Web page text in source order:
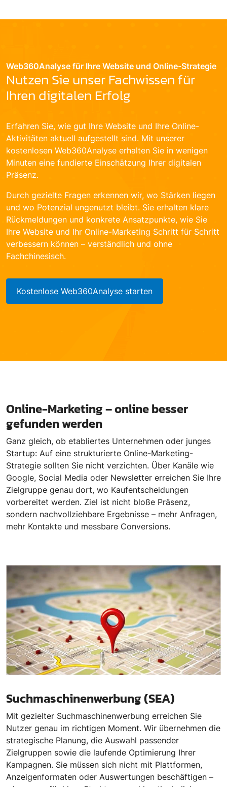
Web360Analyse für Ihre Website und Online-Strategie
Nutzen Sie unser Fachwissen für
Ihren digitalen Erfolg
Erfahren Sie, wie gut Ihre Website und Ihre Online-
Aktivitäten aktuell aufgestellt sind. Mit unserer
kostenlosen Web360Analyse erhalten Sie in wenigen
Minuten eine fundierte Einschätzung Ihrer digitalen
Präsenz.
Durch gezielte Fragen erkennen wir, wo Stärken liegen
und wo Potenzial ungenutzt bleibt. Sie erhalten klare
Rückmeldungen und konkrete Ansatzpunkte, wie Sie
Ihre Website und Ihr Online-Marketing Schritt für Schritt
verbessern können – verständlich und ohne
Fachchinesisch.
Kostenlose Web360Analyse starten
Online-Marketing – online besser
gefunden werden
Ganz gleich, ob etabliertes Unternehmen oder junges
Startup: Auf eine strukturierte Online-Marketing-
Strategie sollten Sie nicht verzichten. Über Kanäle wie
Google, Social Media oder Newsletter erreichen Sie Ihre
Zielgruppe genau dort, wo Kaufentscheidungen
vorbereitet werden. Ziel ist nicht bloße Präsenz,
sondern nachvollziehbare Ergebnisse – mehr Anfragen,
mehr Kontakte und messbare Conversions.
Suchmaschinenwerbung (SEA)
Mit gezielter Suchmaschinenwerbung erreichen Sie
Nutzer genau im richtigen Moment. Wir übernehmen die
strategische Planung, die Auswahl passender
Zielgruppen sowie die laufende Optimierung Ihrer
Kampagnen. Sie müssen sich nicht mit Plattformen,
Anzeigenformaten oder Auswertungen beschäftigen –